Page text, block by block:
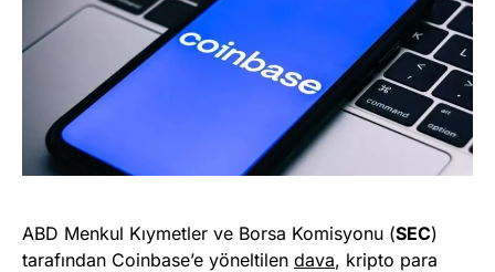
ABD Menkul Kıymetler ve Borsa Komisyonu (SEC)
tarafından Coinbase’e yöneltilen dava, kripto para